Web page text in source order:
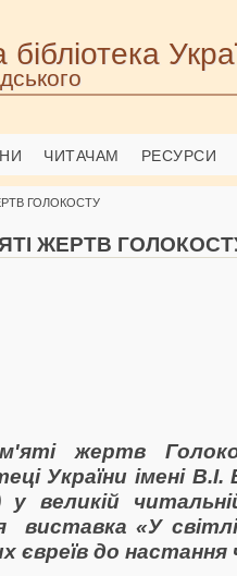
ЧИТАЧАМ РЕСУРСИ
ГОЛОКОСТУ
ЖЕРТВ
жертв
України імені
у великій
виставка «У
євреїв до настання